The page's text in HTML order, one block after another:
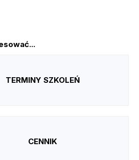
TERMINY SZKOLEŃ
CENNIK